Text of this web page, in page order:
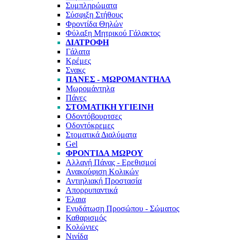
Συμπληρώματα
Σύσφιξη Στήθους
Φροντίδα Θηλών
Φύλαξη Μητρικού Γάλακτος
ΔΙΑΤΡΟΦΉ
Γάλατα
Κρέμες
Σνακς
ΠΆΝΕΣ - ΜΩΡΟΜΆΝΤΗΛΑ
Μωρομάντηλα
Πάνες
ΣΤΟΜΑΤΙΚΉ ΥΓΙΕΙΝΉ
Οδοντόβουρτσες
Οδοντόκρεμες
Στοματικά Διαλύματα
Gel
ΦΡΟΝΤΊΔΑ ΜΩΡΟΎ
Αλλαγή Πάνας - Ερεθισμοί
Ανακούφιση Κολικών
Αντιηλιακή Προστασία
Απορρυπαντικά
Έλαια
Ενυδάτωση Προσώπου - Σώματος
Καθαρισμός
Κολώνιες
Νινίδα